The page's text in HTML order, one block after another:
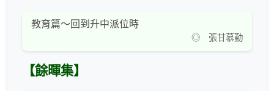
教育篇～回到升中派位時
◎ 張甘慕勤
【餘暉集】